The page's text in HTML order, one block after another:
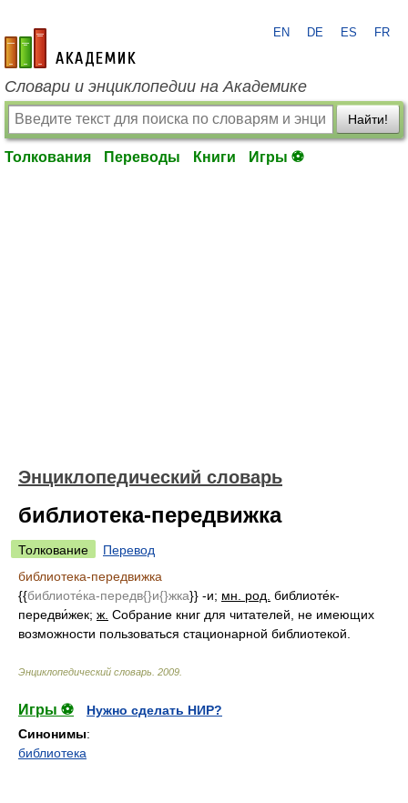
academic.ru
EN DE ES FR
Словари и энциклопедии на Академике
Найти!
Толкования Переводы Книги Игры ⚽
Энциклопедический словарь
библиотека-передвижка
Толкование
Перевод
библиотека-передвижка
{{библиоте́ка-передв{}и{}жка}} -и; мн. род. библиоте́к-
передви́жек; ж. Собрание книг для читателей, не имеющих
возможности пользоваться стационарной библиотекой.
Энциклопедический словарь 2009
Игры ⚽
Нужно сделать НИР?
Синонимы:
библиотека